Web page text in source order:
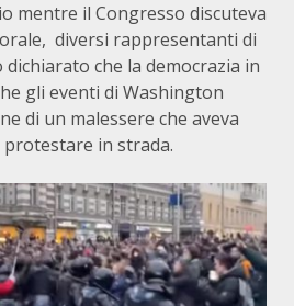
mentre il Congresso discuteva
diversi rappresentanti di
che la democrazia in
gli eventi di Washington
di un malessere che aveva
in strada.